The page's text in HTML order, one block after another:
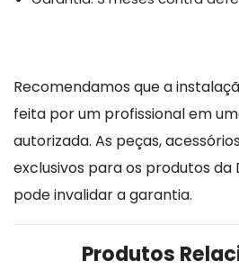
Recomendamos que a
feita por um profissional em
autorizada. As peças,
exclusivos para os produtos da
pode invalidar a garantia.
Produtos